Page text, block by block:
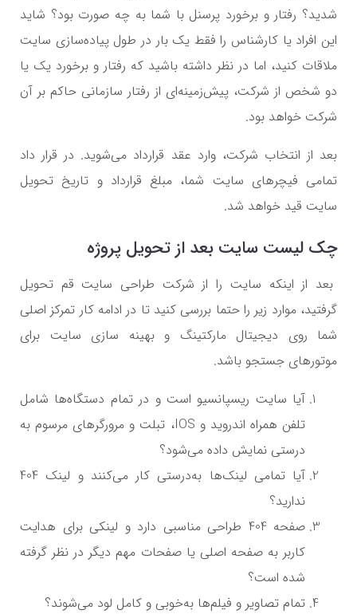
شدید؟ رفتار و برخورد پرسنل با شما به چه صورت بود؟ شاید
این افراد یا کارشناس را فقط یک بار در طول پیاده‌سازی سایت
ملاقات کنید، اما در نظر داشته باشید که رفتار و برخورد یک یا
دو شخص از شرکت، پیش‌زمینه‌ای از رفتار سازمانی حاکم بر آن
شرکت خواهد بود.
بعد از انتخاب شرکت، وارد عقد قرارداد می‌شوید. در قرار داد
تمامی فیچرهای سایت شما، مبلغ قرارداد و تاریخ تحویل
سایت قید خواهد شد.
چک لیست سایت بعد از تحویل پروژه
بعد از اینکه سایت را از شرکت طراحی سایت قم تحویل
گرفتید، موارد زیر را حتما بررسی کنید تا در ادامه کار تمرکز اصلی
شما روی دیجیتال مارکتینگ و بهینه سازی سایت برای
موتورهای جستجو باشد.
آیا سایت ریسپانسیو است و در تمام دستگاه‌ها شامل
تلفن همراه اندروید و IOS، تبلت و مرورگرهای مرسوم به
درستی نمایش داده می‌شود؟
آیا تمامی لینک‌ها به‌درستی کار می‌کنند و لینک 404
ندارید؟
صفحه 404 طراحی مناسبی دارد و لینکی برای هدایت
کاربر به صفحه اصلی یا صفحات مهم دیگر در نظر گرفته
شده است؟
تمام تصاویر و فیلم‌ها به‌خوبی و کامل لود می‌شوند؟